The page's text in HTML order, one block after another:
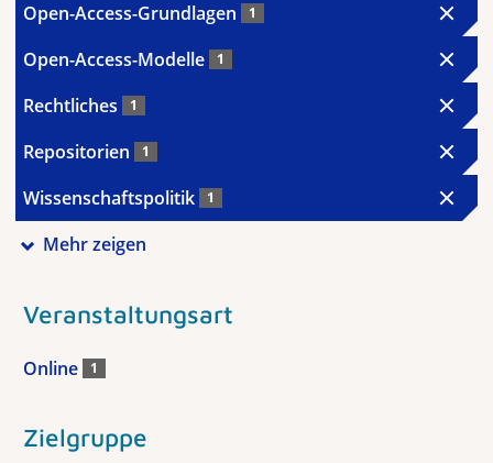
Open-Access-Grundlagen 1
Open-Access-Modelle 1
Rechtliches 1
Repositorien 1
Wissenschaftspolitik 1
Mehr zeigen
Veranstaltungsart
Online 1
Zielgruppe